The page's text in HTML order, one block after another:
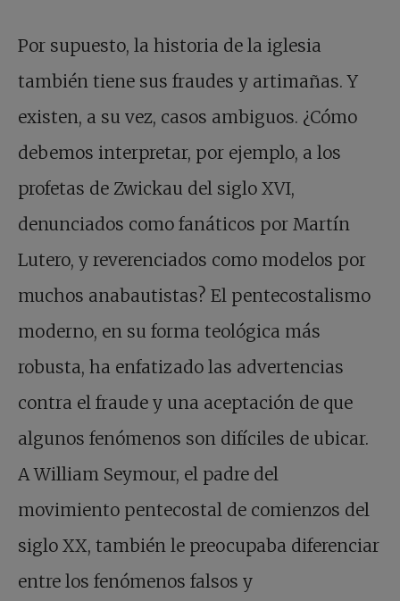
Por supuesto, la historia de la iglesia
también tiene sus fraudes y artimañas. Y
existen, a su vez, casos ambiguos. ¿Cómo
debemos interpretar, por ejemplo, a los
profetas de Zwickau del siglo XVI,
denunciados como fanáticos por Martín
Lutero, y reverenciados como modelos por
muchos anabautistas? El pentecostalismo
moderno, en su forma teológica más
robusta, ha enfatizado las advertencias
contra el fraude y una aceptación de que
algunos fenómenos son difíciles de ubicar.
A William Seymour, el padre del
movimiento pentecostal de comienzos del
siglo XX, también le preocupaba diferenciar
entre los fenómenos falsos y